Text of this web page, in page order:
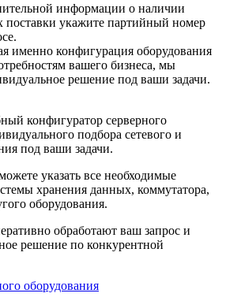
информации о наличии
поставки укажите партийный номер
именно конфигурация оборудования
вашего бизнеса, мы
решение под ваши задачи.
конфигуратор серверного
подбора сетевого и
под ваши задачи.
указать все необходимые
хранения данных, коммутатора,
оборудования.
обработают ваш запрос и
решение по конкурентной
оборудования